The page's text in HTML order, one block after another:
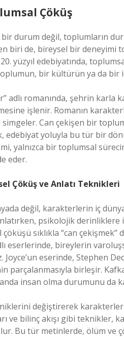
Çöküş
durum değil, toplumların
biri de, bireysel bir
yüzyıl edebiyatında,
bir kültürün ya da
adlı romanında, şehrin karla
işlenir. Romanın
Can çekişen bir
edebiyat yoluyla bu tür bir
yalnızca bir toplumsal
eder.
Çöküş ve Anlatı Teknikleri
değil, karakterlerin iç
psikolojik
sıklıkla “can çekişmek”
eserlerinde, bireylerin
eserinde, Stephen
birleşir.
insan olma durumunu da
değiştirerek
ve bilinç akışı gibi
Bu tür metinlerde, ölüm ve